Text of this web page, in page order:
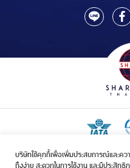
บริษัทใช้คุกกี้เพื่อเพิ่มประสบการณ์และควา
ถึงง่าย สะดวกในการใช้งาน และมีประสิ
ใบอนุญาตเป็นผู้ประกอบกิจการรับจั